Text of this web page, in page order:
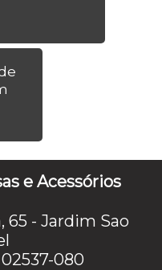
e Acessórios
65 - Jardim Sao
080